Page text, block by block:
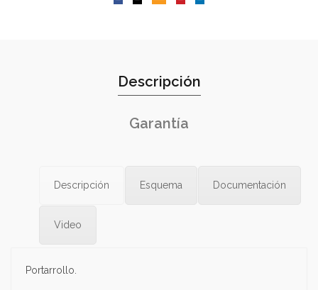
Descripción
Garantía
Descripción Esquema Documentación
Video
Portarrollo.